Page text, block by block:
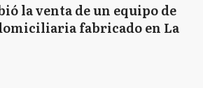
la venta de un equipo de
fabricado en La